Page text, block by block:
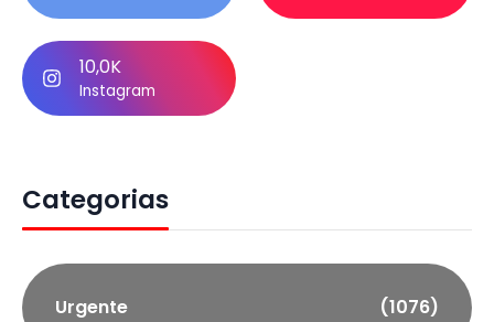
10,0K
Instagram
Categorias
Urgente (1076)